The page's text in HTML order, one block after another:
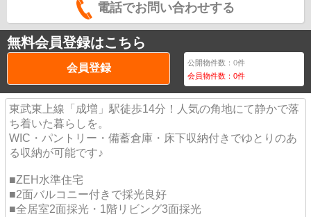
電話でお問い合わせする
無料会員登録はこちら
会員登録 公開物件数：0件
会員物件数：0件
東武東上線「成増」駅徒歩14分！人気の角地にて静かで落
ち着いた暮らしを。
WIC・パントリー・備蓄倉庫・床下収納付きでゆとりのあ
る収納が可能です♪
■ZEH水準住宅
■2面バルコニー付きで採光良好
■全居室2面採光・1階リビング3面採光